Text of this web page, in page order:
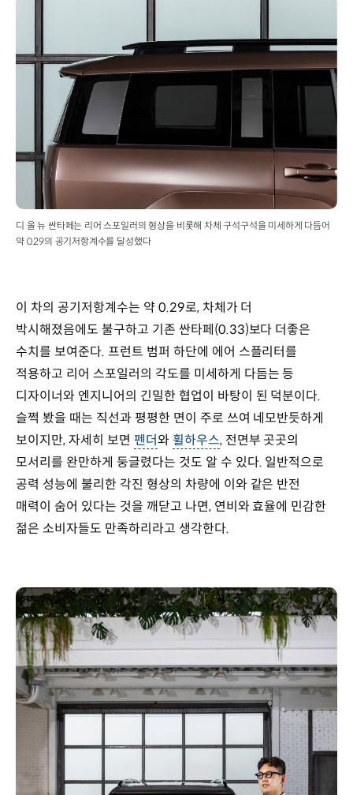
디 올 뉴 싼타페는 리어 스포일러의 형상을 비롯해 차체 구석구석을 미세하게 다듬어
약 0.29의 공기저항계수를 달성했다
이 차의 공기저항계수는 약 0.29로, 차체가 더
박시해졌음에도 불구하고 기존 싼타페(0.33)보다 더좋은
수치를 보여준다. 프런트 범퍼 하단에 에어 스플리터를
적용하고 리어 스포일러의 각도를 미세하게 다듬는 등
디자이너와 엔지니어의 긴밀한 협업이 바탕이 된 덕분이다.
슬쩍 봤을 때는 직선과 평평한 면이 주로 쓰여 네모반듯하게
보이지만, 자세히 보면 펜더와 휠하우스, 전면부 곳곳의
모서리를 완만하게 둥글렸다는 것도 알 수 있다. 일반적으로
공력 성능에 불리한 각진 형상의 차량에 이와 같은 반전
매력이 숨어 있다는 것을 깨닫고 나면, 연비와 효율에 민감한
젊은 소비자들도 만족하리라고 생각한다.